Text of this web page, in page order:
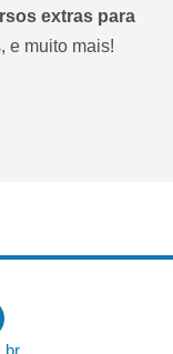
extras para
e muito mais!